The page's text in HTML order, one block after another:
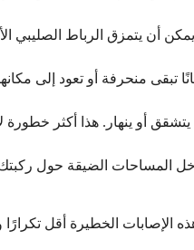
يمكن أن يتمزق الرباط
تبقى منحرفة أو تعود إلى
أو ينهار. هذا أكثر
المساحات الضيقة حول